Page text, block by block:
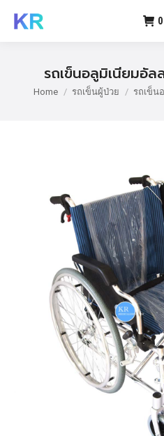
0
รถเข็นอลูมิเนียมอั
You are here:
Home รถเข็นผู้ป่วย รถเข็น